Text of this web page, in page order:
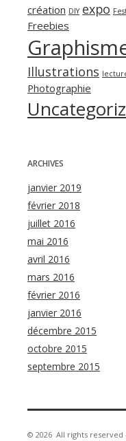
création DIY expo
Freebies
Illustrations
Photographie
ARCHIVES
janvier 2019
février 2018
juillet 2016
mai 2016
avril 2016
mars 2016
février 2016
janvier 2016
décembre 2015
octobre 2015
septembre 2015
© 2026 All rights reserved